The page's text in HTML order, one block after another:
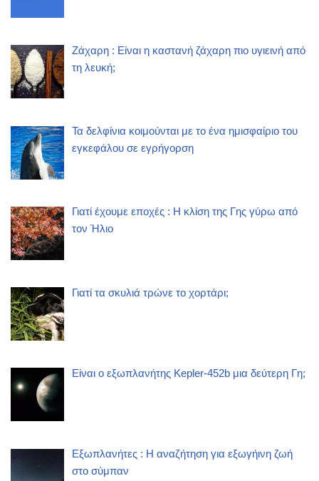
Ζάχαρη : Είναι η καστανή ζάχαρη πιο υγιεινή από
τη λευκή;
Τα δελφίνια κοιμούνται με το ένα ημισφαίριο του
εγκεφάλου σε εγρήγορση
Γιατί έχουμε εποχές : Η κλίση της Γης γύρω από
τον Ήλιο
Γιατί τα σκυλιά τρώνε το χορτάρι;
Είναι ο εξωπλανήτης Kepler-452b μια δεύτερη Γη;
Εξωπλανήτες : Η αναζήτηση για εξωγήινη ζωή
στο σύμπαν